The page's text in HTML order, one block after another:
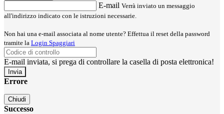
E-mail Verrà inviato un messaggio
all'indirizzo indicato con le istruzioni necessarie.
Non hai una e-mail associata al nome utente? Effettua il reset della password
tramite la Login Spaggiari
E-mail inviata, si prega di controllare la casella di posta elettronica!
Errore
Chiudi
Successo